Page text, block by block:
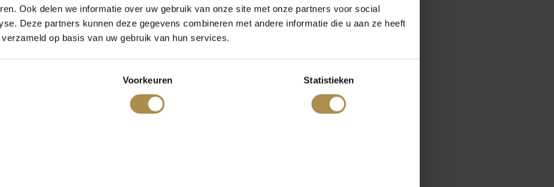
Ook delen we informatie over uw gebruik van onze site met onze partners voor social
Deze partners kunnen deze gegevens combineren met andere informatie die u aan ze heeft
op basis van uw gebruik van hun services.
Voorkeuren Statistieken